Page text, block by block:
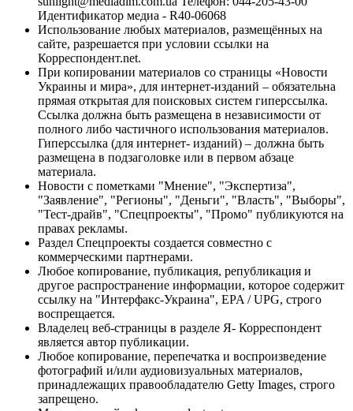
Идентификатор медиа - R40-06068
Использование любых материалов, размещённых на
сайте, разрешается при условии ссылки на
Корреспондент.net.
При копировании материалов со страницы «Новости
Украины и мира», для интернет-изданий – обязательна
прямая открытая для поисковых систем гиперссылка.
Ссылка должна быть размещена в независимости от
полного либо частичного использования материалов.
Гиперссылка (для интернет- изданий) – должна быть
размещена в подзаголовке или в первом абзаце
материала.
Новости с пометками "Мнение", "Экспертиза",
"Заявление", "Регионы", "Деньги", "Власть", "Выборы",
"Тест-драйв", "Спецпроекты", "Промо" публикуются на
правах рекламы.
Раздел Спецпроекты создается совместно с
коммерческими партнерами.
Любое копирование, публикация, републикация и
другое распространение информации, которое содержит
ссылку на "Интерфакс-Украина", EPA / UPG, строго
воспрещается.
Владелец веб-страницы в разделе Я- Корреспондент
является автор публикации.
Любое копирование, перепечатка и воспроизведение
фотографий и/или аудиовизуальных материалов,
принадлежащих правообладателю Getty Images, строго
запрещено.